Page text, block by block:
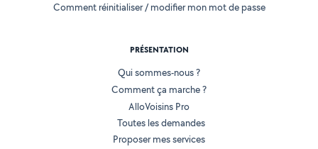
Comment réinitialiser / modifier mon mot de passe
PRÉSENTATION
Qui sommes-nous ?
Comment ça marche ?
AlloVoisins Pro
Toutes les demandes
Proposer mes services